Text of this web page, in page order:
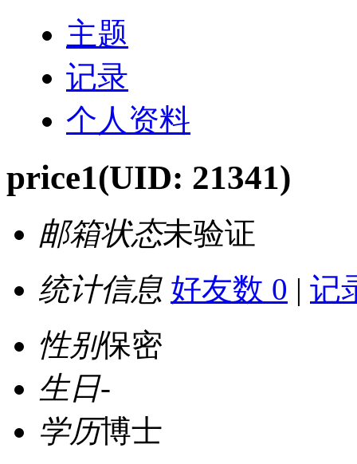
主题
记录
个人资料
price1(UID: 21341)
邮箱状态未验证
统计信息 好友数 0 | 记
性别保密
生日-
学历博士